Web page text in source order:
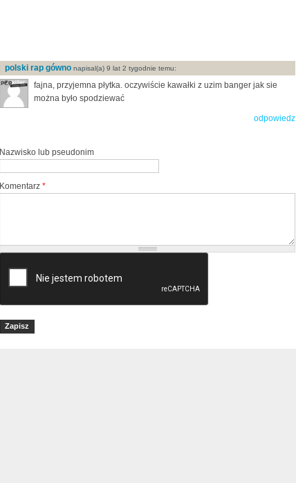
polski rap gówno napisal(a) 9 lat 2 tygodnie temu:
fajna, przyjemna płytka. oczywiście kawałki z uzim banger jak sie
można było spodziewać
odpowiedz
Nazwisko lub pseudonim
Komentarz *